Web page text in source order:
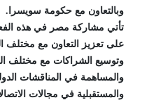
وبالتعاون مع حكومة سويسرا.
تأتي مشاركة مصر في هذه
على تعزيز التعاون مع مختلف
وتوسيع الشراكات مع مختلف
والمساهمة في المناقشات
والمستقبلية في مجالات